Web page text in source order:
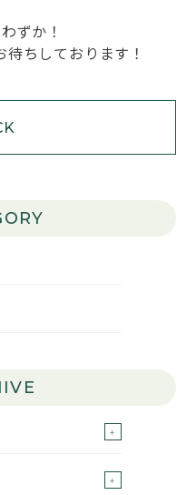
ずか！
ちしております！